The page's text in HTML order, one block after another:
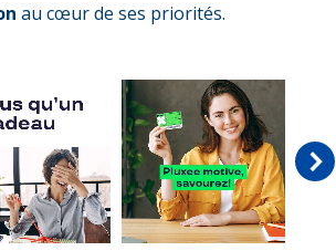
au cœur de ses priorités.